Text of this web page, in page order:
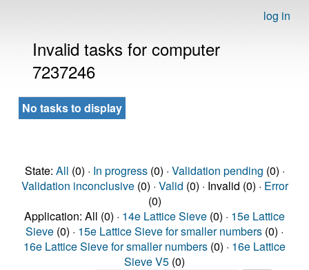
log in
Invalid tasks for computer
7237246
No tasks to display
State: All (0) · In progress(0) · Validation pending (0) ·
Validation inconclusive(0) · Valid (0) · Invalid (0) · Error
(0)
Application: All (0) · 14e Lattice Sieve (0) · 15e Lattice
Sieve (0) · 15e Lattice Sieve for smaller numbers (0) ·
16e Lattice Sieve for smaller numbers (0) · 16e Lattice
Sieve V5 (0)